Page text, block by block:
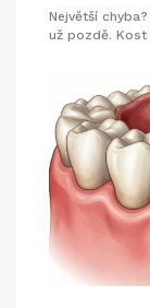
Největší
už pozdě.